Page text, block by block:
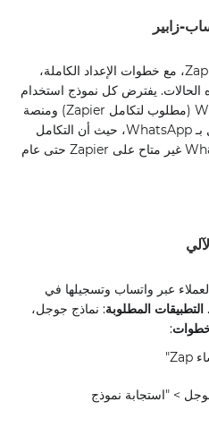
زابير
فيما يلي خمسة نماذج عملية لـ Zapier، مع خطوات الإعداد الكاملة،
يفترض كل نموذج استخدام
حساب WhatsApp Business API (مطلوب لتكامل Zapier) ومنصة
مثل Interakt أو Trengo للاتصال بـ WhatsApp، حيث أن التكامل
المباشر مع WhatsApp Messenger غير متاح على Zapier حتى عام
عبر واتساب وتسجيلها في
التطبيقات المطلوبة: نماذج جوجل،
:
> "استجابة نموذج